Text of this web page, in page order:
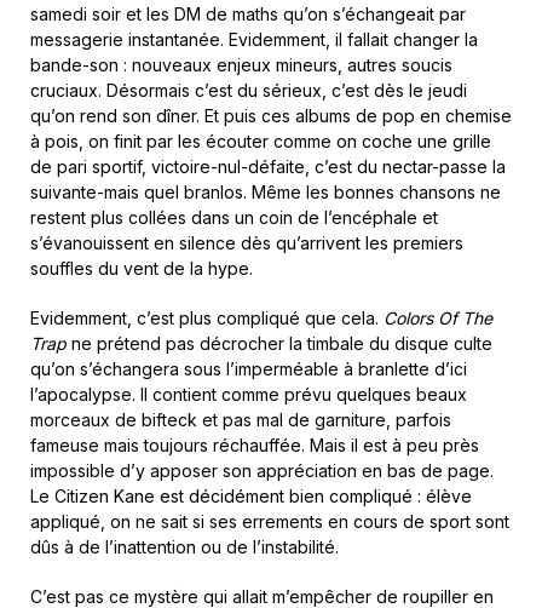
samedi soir et les DM de maths qu’on s’échangeait par
messagerie instantanée. Evidemment, il fallait changer la
bande-son : nouveaux enjeux mineurs, autres soucis
cruciaux. Désormais c’est du sérieux, c’est dès le jeudi
qu’on rend son dîner. Et puis ces albums de pop en chemise
à pois, on finit par les écouter comme on coche une grille
de pari sportif, victoire-nul-défaite, c’est du nectar-passe la
suivante-mais quel branlos. Même les bonnes chansons ne
restent plus collées dans un coin de l’encéphale et
s’évanouissent en silence dès qu’arrivent les premiers
souffles du vent de la hype.
Evidemment, c’est plus compliqué que cela. Colors Of The
Trap ne prétend pas décrocher la timbale du disque culte
qu’on s’échangera sous l’imperméable à branlette d’ici
l’apocalypse. Il contient comme prévu quelques beaux
morceaux de bifteck et pas mal de garniture, parfois
fameuse mais toujours réchauffée. Mais il est à peu près
impossible d’y apposer son appréciation en bas de page.
Le Citizen Kane est décidément bien compliqué : élève
appliqué, on ne sait si ses errements en cours de sport sont
dûs à de l’inattention ou de l’instabilité.
C’est pas ce mystère qui allait m’empêcher de roupiller en